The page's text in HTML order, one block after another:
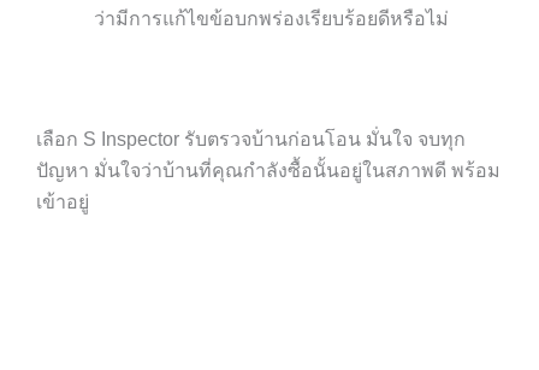
ว่ามีการแก้ไขข้อบกพร่องเรียบร้อยดีหรือไม่
เลือก S Inspector รับตรวจบ้านก่อนโอน มั่นใจ จบทุก
ปัญหา มั่นใจว่าบ้านที่คุณกำลังซื้อนั้นอยู่ในสภาพดี พร้อม
เข้าอยู่